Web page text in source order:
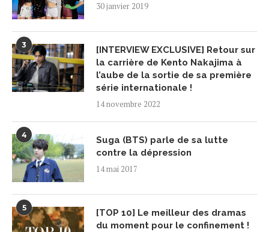
30 janvier 2019
3
[INTERVIEW EXCLUSIVE] Retour sur
la carrière de Kento Nakajima à
l’aube de la sortie de sa première
série internationale !
14 novembre 2022
4
Suga (BTS) parle de sa lutte
contre la dépression
14 mai 2017
5
[TOP 10] Le meilleur des dramas
du moment pour le confinement !